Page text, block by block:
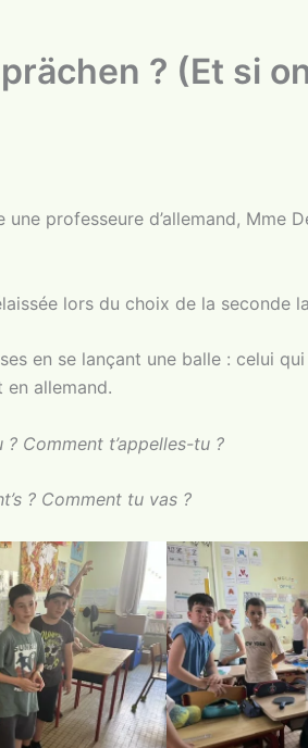
? (Et si
professeure d’allemand, Mme
lors du choix de la seconde
en se lançant une balle : celui
allemand.
Comment t’appelles-tu ?
? Comment tu vas ?